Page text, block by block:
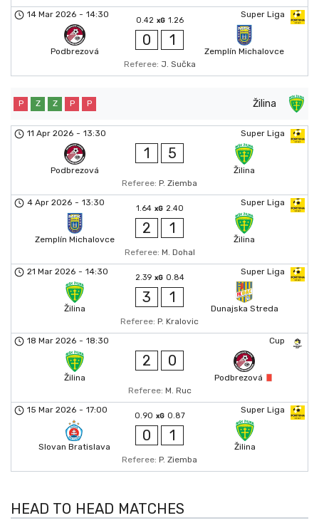
Super Liga
14 Mar 2026 - 14:30
Podbrezová
0.42 xG 1.26
0 1
Zemplín Michalovce
Referee: J. Sučka
Žilina
P Z Z P P
Super Liga
11 Apr 2026 - 13:30
Podbrezová
1 5
Žilina
Referee: P. Ziemba
Super Liga
4 Apr 2026 - 13:30
Zemplín Michalovce
1.64 xG 2.40
2 1
Žilina
Referee: M. Dohal
Super Liga
21 Mar 2026 - 14:30
Žilina
2.39 xG 0.84
3 1
Dunajska Streda
Referee: P. Kralovic
Cup
18 Mar 2026 - 18:30
Žilina
2 0
Podbrezová
Referee: M. Ruc
Super Liga
15 Mar 2026 - 17:00
Slovan Bratislava
0.90 xG 0.87
0 1
Žilina
Referee: P. Ziemba
HEAD TO HEAD MATCHES